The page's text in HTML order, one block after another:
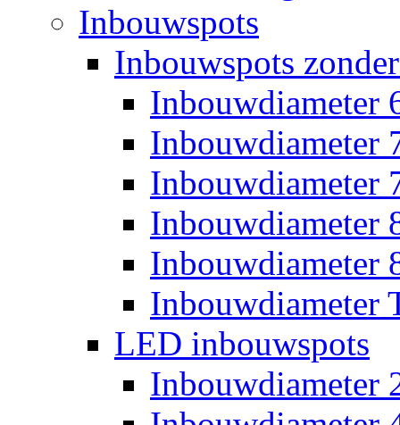
Inbouwspots
Inbouwspots
Inbouwdiameter
Inbouwdiameter
Inbouwdiameter
Inbouwdiameter
Inbouwdiameter
Inbouwdiameter
LED inbouwspots
Inbouwdiameter